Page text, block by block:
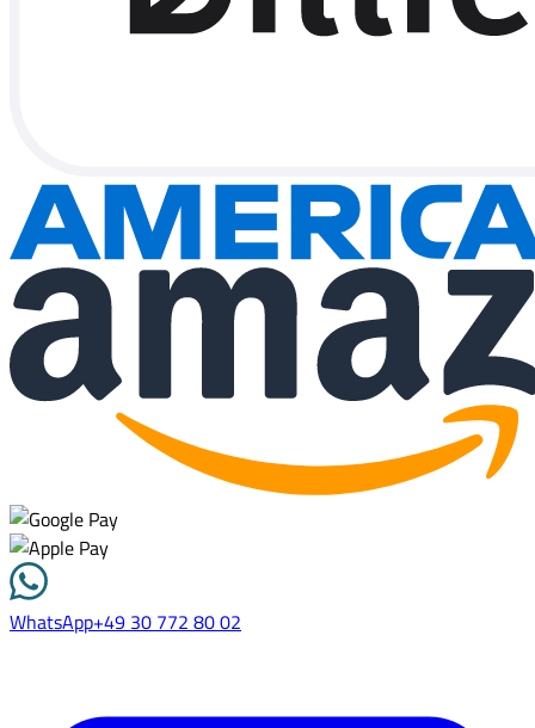
WhatsApp+49 30 772 80 02